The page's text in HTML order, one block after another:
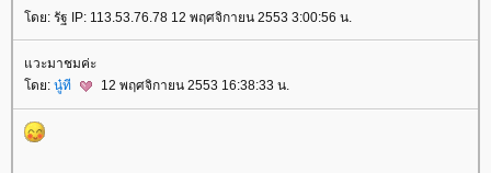
โดย: รัฐ IP: 113.53.76.78 12 พฤศจิกายน 2553 3:00:56 น.
แวะมาชมค่ะ
โดย: นู๋ที 12 พฤศจิกายน 2553 16:38:33 น.